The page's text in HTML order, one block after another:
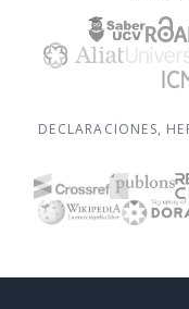
DECLARACIONES,